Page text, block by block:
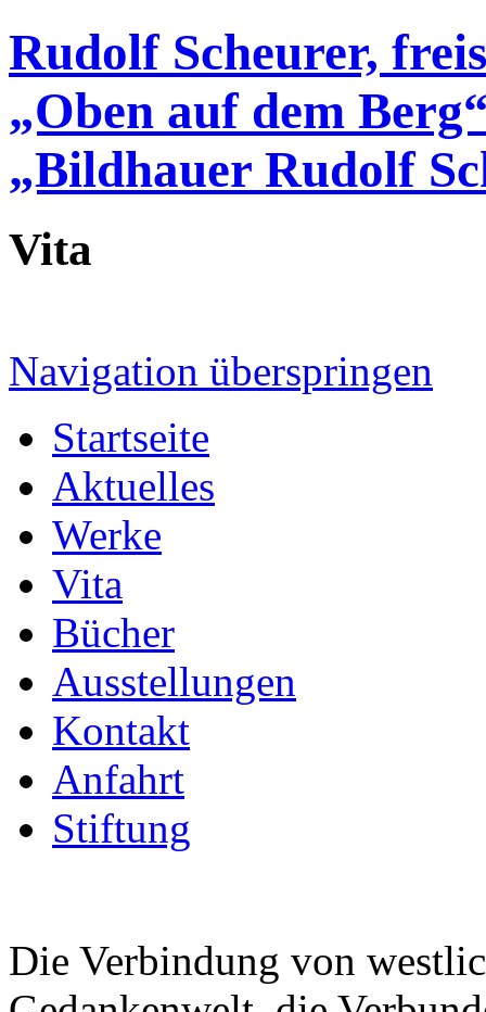
Rudolf Scheurer,
„Oben auf dem
„Bildhauer Rudolf
Vita
Navigation überspringen
Startseite
Aktuelles
Werke
Vita
Bücher
Ausstellungen
Kontakt
Anfahrt
Stiftung
Die Verbindung von